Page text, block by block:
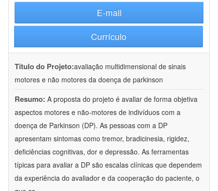
E-mail
Currículo
Título do Projeto:avaliação multidimensional de sinais
motores e não motores da doença de parkinson
Resumo: A proposta do projeto é avaliar de forma objetiva
aspectos motores e não-motores de indivíduos com a
doença de Parkinson (DP). As pessoas com a DP
apresentam sintomas como tremor, bradicinesia, rigidez,
deficiências cognitivas, dor e depressão. As ferramentas
típicas para avaliar a DP são escalas clínicas que dependem
da experiência do avaliador e da cooperação do paciente, o